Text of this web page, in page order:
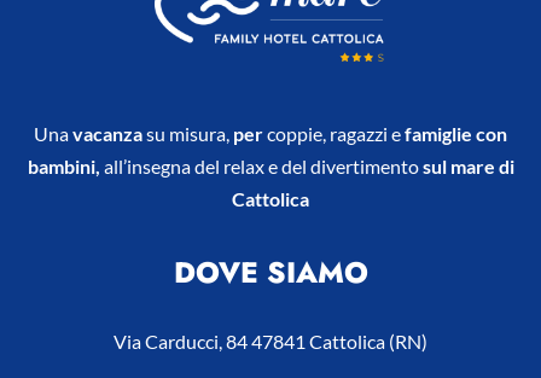
Unavacanzasu misura, percoppie, ragazzi efamiglie con
bambini, all’insegna del relax e del divertimentosul mare di
Cattolica
DOVE SIAMO
Via Carducci, 84 47841 Cattolica (RN)